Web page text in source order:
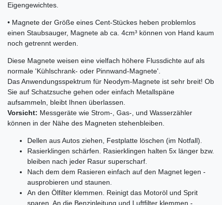
Eigengewichtes.
• Magnete der Größe eines Cent-Stückes heben problemlos
einen Staubsauger, Magnete ab ca. 4cm³ können von Hand kaum
noch getrennt werden.
Diese Magnete weisen eine vielfach höhere Flussdichte auf als
normale 'Kühlschrank- oder Pinnwand-Magnete'.
Das Anwendungsspektrum für Neodym-Magnete ist sehr breit! Ob
Sie auf Schatzsuche gehen oder einfach Metallspäne
aufsammeln, bleibt Ihnen überlassen.
Vorsicht: Messgeräte wie Strom-, Gas-, und Wasserzähler
können in der Nähe des Magneten stehenbleiben.
Dellen aus Autos ziehen, Festplatte löschen (im Notfall).
Rasierklingen schärfen. Rasierklingen halten 5x länger bzw.
bleiben nach jeder Rasur superscharf.
Nach dem dem Rasieren einfach auf den Magnet legen -
ausprobieren und staunen.
An den Ölfilter klemmen. Reinigt das Motoröl und Sprit
sparen. An die Benzinleitung und Luftfilter klemmen -